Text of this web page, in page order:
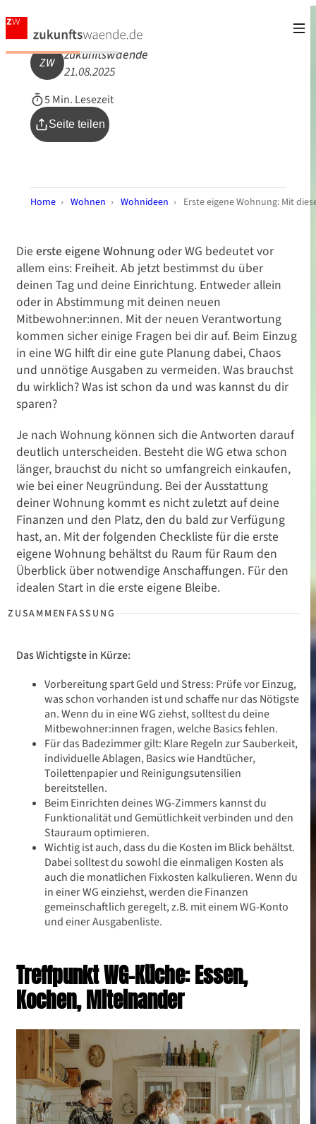
ZW
zukunftswaende
21.08.2025
5 Min. Lesezeit
Seite teilen
Home › Wohnen › Wohnideen › Erste eigene Wohnung: Mit
Die erste eigene Wohnungoder WG bedeutet vor
allem eins: Freiheit. Ab jetzt bestimmst du über
deinen Tag und deine Einrichtung. Entweder allein
oder in Abstimmung mit deinen neuen
Mitbewohner:innen. Mit der neuen Verantwortung
kommen sicher einige Fragen bei dir auf. Beim Einzug
in eine WG hilft dir eine gute Planung dabei, Chaos
und unnötige Ausgaben zu vermeiden. Was brauchst
du wirklich? Was ist schon da und was kannst du dir
sparen?
Je nach Wohnung können sich die Antworten darauf
deutlich unterscheiden. Besteht die WG etwa schon
länger, brauchst du nicht so umfangreich einkaufen,
wie bei einer Neugründung. Bei der Ausstattung
deiner Wohnung kommt es nicht zuletzt auf deine
Finanzen und den Platz, den du bald zur Verfügung
hast, an. Mit der folgenden Checkliste für die erste
eigene Wohnung behältst du Raum für Raum den
Überblick über notwendige Anschaffungen. Für den
idealen Start in die erste eigene Bleibe.
Das Wichtigste in Kürze:
Vorbereitung spart Geld und Stress: Prüfe vor Einzug,
was schon vorhanden ist und schaffe nur das Nötigste
an. Wenn du in eine WG ziehst, solltest du deine
Mitbewohner:innen fragen, welche Basics fehlen.
Für das Badezimmer gilt: Klare Regeln zur Sauberkeit,
individuelle Ablagen, Basics wie Handtücher,
Toilettenpapier und Reinigungsutensilien
bereitstellen.
Beim Einrichten deines WG-Zimmers kannst du
Funktionalität und Gemütlichkeit verbinden und den
Stauraum optimieren.
Wichtig ist auch, dass du die Kosten im Blick behältst.
Dabei solltest du sowohl die einmaligen Kosten als
auch die monatlichen Fixkosten kalkulieren. Wenn du
in einer WG einziehst, werden die Finanzen
gemeinschaftlich geregelt, z.B. mit einem WG-Konto
und einer Ausgabenliste.
Treffpunkt WG-Küche: Essen,
Kochen, Miteinander